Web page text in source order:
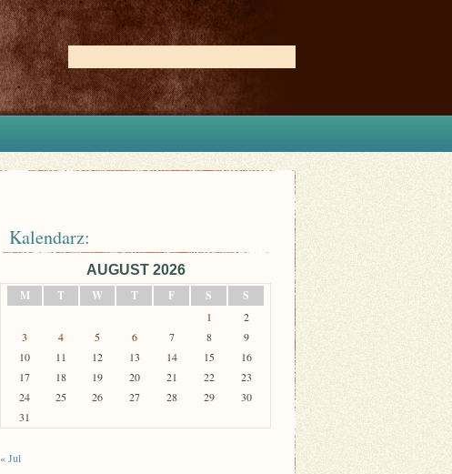
Kalendarz:
AUGUST 2026
M
T W T F S S
1
2
3
4 5 6 7 8
9
10
11 12 13 14 15
16
17
18 19 20 21 22
23
24
25 26 27 28 29
30
31
« Jul